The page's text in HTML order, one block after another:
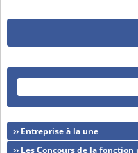
›› Entreprise à la une
›› Les Concours de la